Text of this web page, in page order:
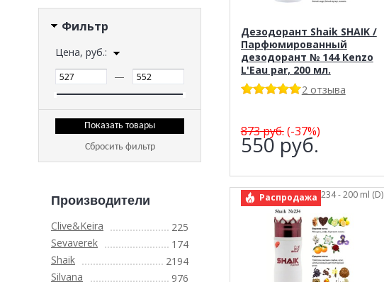
Фильтр
Цена, руб.:
—
Сбросить фильтр
Производители
Clive&Keira
225
Sevaverek
174
Shaik
2194
Silvana
976
Дезодорант Shaik SHAIK /
Парфюмированный
дезодорант № 144 Kenzo
L'Eau par, 200 мл.
2 отзыва
873руб.(-37%)
550 руб.
Распродажа
арт.: Shaik 234 - 200 ml (D)